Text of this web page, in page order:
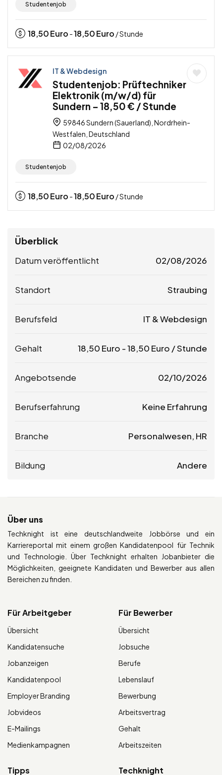
Studentenjob
18,50Euro -18,50Euro / Stunde
IT & Webdesign
Studentenjob: Prüftechniker
Elektronik (m/w/d) für
Sundern – 18,50 € / Stunde
59846 Sundern (Sauerland), Nordrhein-
Westfalen, Deutschland
02/08/2026
Studentenjob
18,50Euro -18,50Euro / Stunde
Überblick
Datum veröffentlicht 02/08/2026
Standort Straubing
Berufsfeld IT & Webdesign
Gehalt 18,50 Euro -18,50 Euro / Stunde
Angebotsende 02/10/2026
Berufserfahrung Keine Erfahrung
Branche Personalwesen, HR
Bildung Andere
Über uns
Techknight ist eine deutschlandweite Jobbörse und ein
Karriereportal mit einem großen Kandidatenpool für Technik
und Technologie. Über Techknight erhalten Jobanbieter die
Möglichkeiten, geeignete Kandidaten und Bewerber aus allen
Bereichen zu finden.
Für Arbeitgeber
Übersicht
Kandidatensuche
Jobanzeigen
Kandidatenpool
Employer Branding
Jobvideos
E-Mailings
Medienkampagnen
Für Bewerber
Übersicht
Jobsuche
Berufe
Lebenslauf
Bewerbung
Arbeitsvertrag
Gehalt
Arbeitszeiten
Tipps Techknight